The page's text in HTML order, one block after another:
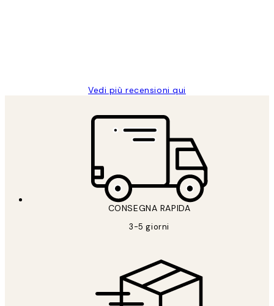
Vedi più recensioni qui
CONSEGNA RAPIDA
3-5 giorni